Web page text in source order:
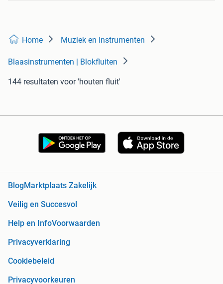
Home Muziek en Instrumenten
Blaasinstrumenten | Blokfluiten
144 resultaten voor 'houten fluit'
Blog Marktplaats Zakelijk
Veilig en Succesvol
Help en InfoVoorwaarden
Privacyverklaring
Cookiebeleid
Privacyvoorkeuren